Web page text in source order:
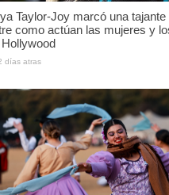
Taylor-Joy marcó una tajante
como actúan las mujeres y
días atras